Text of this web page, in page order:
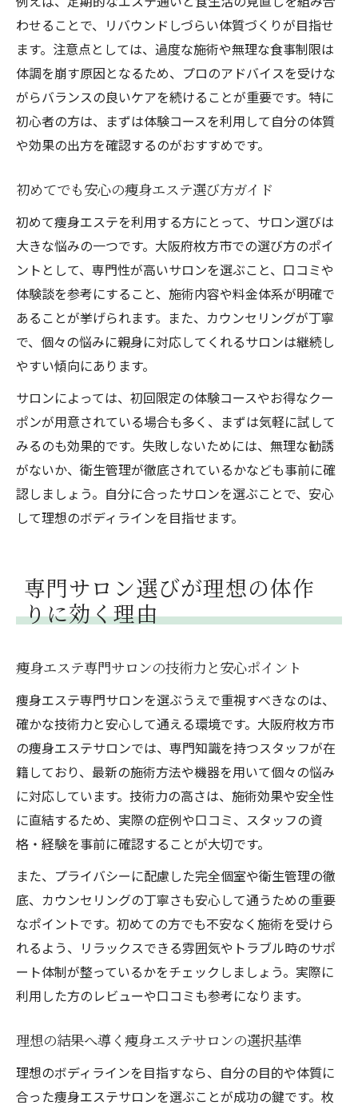
わせることで、リバウンドしづらい体質づくりが目指せ
ます。注意点としては、過度な施術や無理な食事制限は
体調を崩す原因となるため、プロのアドバイスを受けな
がらバランスの良いケアを続けることが重要です。特に
初心者の方は、まずは体験コースを利用して自分の体質
や効果の出方を確認するのがおすすめです。
初めてでも安心の痩身エステ選び方ガイド
初めて痩身エステを利用する方にとって、サロン選びは
大きな悩みの一つです。大阪府枚方市での選び方のポイ
ントとして、専門性が高いサロンを選ぶこと、口コミや
体験談を参考にすること、施術内容や料金体系が明確で
あることが挙げられます。また、カウンセリングが丁寧
で、個々の悩みに親身に対応してくれるサロンは継続し
やすい傾向にあります。
サロンによっては、初回限定の体験コースやお得なクー
ポンが用意されている場合も多く、まずは気軽に試して
みるのも効果的です。失敗しないためには、無理な勧誘
がないか、衛生管理が徹底されているかなども事前に確
認しましょう。自分に合ったサロンを選ぶことで、安心
して理想のボディラインを目指せます。
専門サロン選びが理想の体作
りに効く理由
痩身エステ専門サロンの技術力と安心ポイント
痩身エステ専門サロンを選ぶうえで重視すべきなのは、
確かな技術力と安心して通える環境です。大阪府枚方市
の痩身エステサロンでは、専門知識を持つスタッフが在
籍しており、最新の施術方法や機器を用いて個々の悩み
に対応しています。技術力の高さは、施術効果や安全性
に直結するため、実際の症例や口コミ、スタッフの資
格・経験を事前に確認することが大切です。
また、プライバシーに配慮した完全個室や衛生管理の徹
底、カウンセリングの丁寧さも安心して通うための重要
なポイントです。初めての方でも不安なく施術を受けら
れるよう、リラックスできる雰囲気やトラブル時のサポ
ート体制が整っているかをチェックしましょう。実際に
利用した方のレビューや口コミも参考になります。
理想の結果へ導く痩身エステサロンの選択基準
理想のボディラインを目指すなら、自分の目的や体質に
合った痩身エステサロンを選ぶことが成功の鍵です。枚